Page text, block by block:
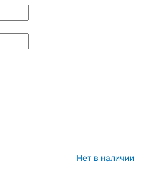
Нет в наличии